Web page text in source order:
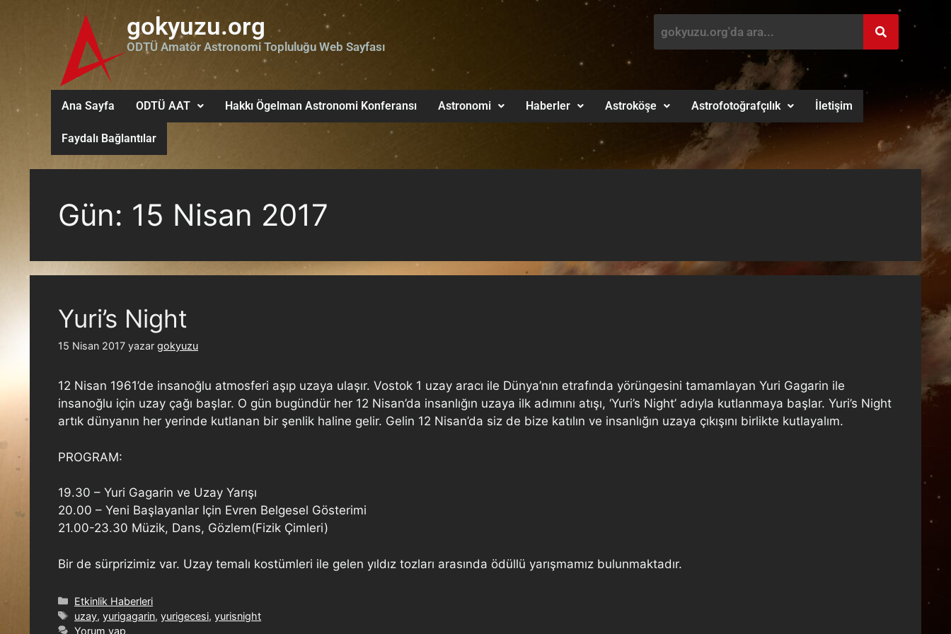
gokyuzu.org
ODTÜ Amatör Astronomi Topluluğu Web Sayfası
Ana Sayfa ODTÜ AAT Hakkı Ögelman Astronomi Konferansı Astronomi Haberler Astroköşe Astrofotoğrafçılık İletişim
Faydalı Bağlantılar
Gün: 15 Nisan 2017
Yuri’s Night
15 Nisan 2017 yazar gokyuzu
12 Nisan 1961’de insanoğlu atmosferi aşıp uzaya ulaşır. Vostok 1 uzay aracı ile Dünya’nın etrafında yörüngesini tamamlayan Yuri Gagarin ile
insanoğlu için uzay çağı başlar. O gün bugündür her 12 Nisan’da insanlığın uzaya ilk adımını atışı, ‘Yuri’s Night’ adıyla kutlanmaya başlar. Yuri’s Night
artık dünyanın her yerinde kutlanan bir şenlik haline gelir. Gelin 12 Nisan’da siz de bize katılın ve insanlığın uzaya çıkışını birlikte kutlayalım.
PROGRAM:
19.30 – Yuri Gagarin ve Uzay Yarışı
20.00 – Yeni Başlayanlar Için Evren Belgesel Gösterimi
21.00-23.30 Müzik, Dans, Gözlem(Fizik Çimleri)
Bir de sürprizimiz var. Uzay temalı kostümleri ile gelen yıldız tozları arasında ödüllü yarışmamız bulunmaktadır.
Etkinlik Haberleri
uzay,yurigagarin,yurigecesi,yurisnight
Yorum yap